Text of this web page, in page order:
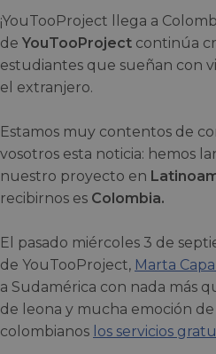
¡YouTooProject llega a
de YouTooProject continúa
estudiantes que sueñan con
el extranjero.
Estamos muy contentos de
vosotros esta noticia: hemos
nuestro proyecto en
recibirnos es Colombia.
El pasado miércoles 3 de
de YouTooProject, Marta
a Sudamérica con nada más
de leona y mucha emoción
colombianos los servicios